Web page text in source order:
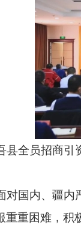
县全员招商
对国内、疆
重困难，